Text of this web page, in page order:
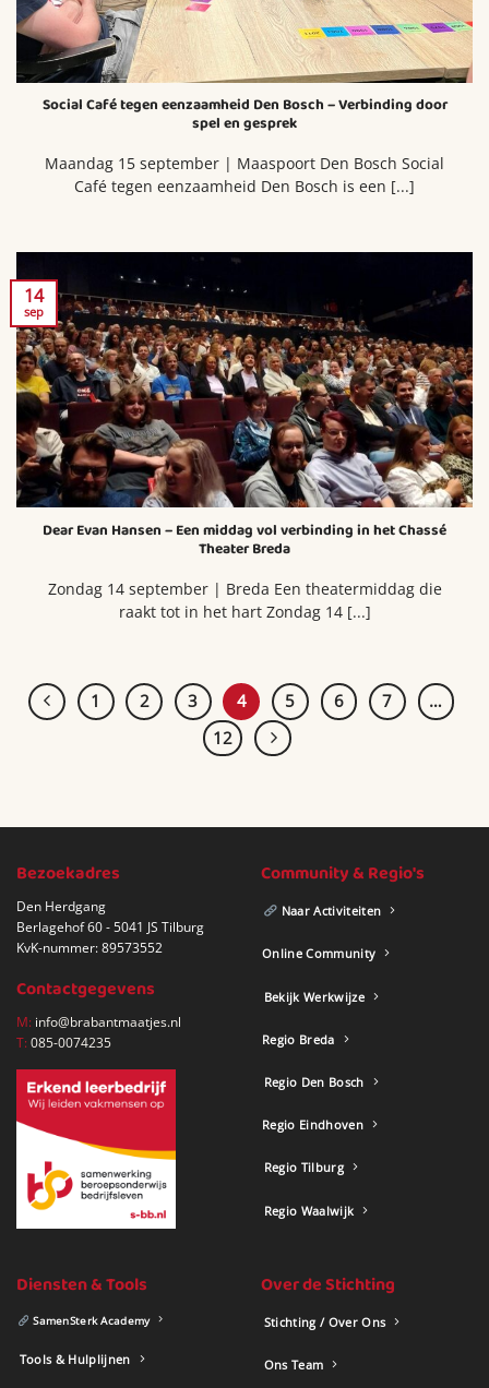
Social Café tegen eenzaamheid Den Bosch – Verbinding door
spel en gesprek
Maandag 15 september | Maaspoort Den Bosch Social
Café tegen eenzaamheid Den Bosch is een [...]
Dear Evan Hansen – Een middag vol verbinding in het Chassé
Theater Breda
Zondag 14 september | Breda Een theatermiddag die
raakt tot in het hart Zondag 14 [...]
14
sep
1 2 3 4 5 6 7
…
12
Bezoekadres
Den Herdgang
Berlagehof 60 - 5041 JS Tilburg
KvK-nummer: 89573552
Contactgegevens
M: info@brabantmaatjes.nl
T:085-0074235
Community & Regio's
Naar Activiteiten
Online Community
Bekijk Werkwijze
Regio Breda
Regio Den Bosch
Regio Eindhoven
Regio Tilburg
Regio Waalwijk
Diensten & Tools
SamenSterk Academy
Tools & Hulplijnen
Over de Stichting
Stichting / Over Ons
Ons Team